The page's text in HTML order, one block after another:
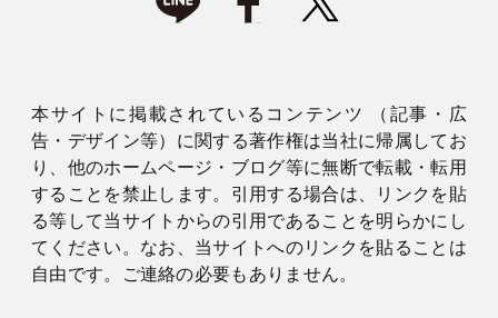
本サイトに掲載されているコンテンツ （記事・広
告・デザイン等）に関する著作権は当社に帰属してお
り、他のホームページ・ブログ等に無断で転載・転用
することを禁止します。引用する場合は、リンクを貼
る等して当サイトからの引用であることを明らかにし
てください。なお、当サイトへのリンクを貼ることは
自由です。ご連絡の必要もありません。